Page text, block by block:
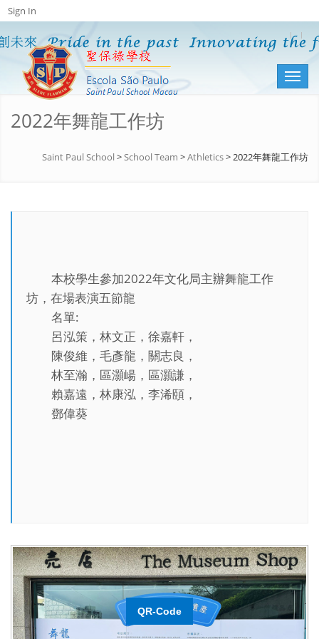
Sign In
Toggle
2022年舞龍工作坊
Saint Paul School>School Team >Athletics>2022年舞龍工作坊
本校學生參加2022年文化局主辦舞龍工作
坊，在場表演五節龍
名單:
呂泓策，林文正，徐嘉軒，
陳俊維，毛彥龍，關志良，
林至瀚，區灝崵，區灝謙，
賴嘉遠，林康泓，李浠頤，
鄧偉葵
QR-Code